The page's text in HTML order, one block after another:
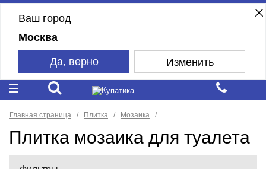
Ваш город
Москва
Да, верно Изменить
Главная страница Плитка Мозаика
Плитка мозаика для туалета